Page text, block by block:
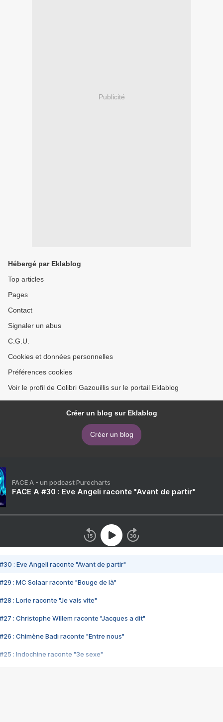
Publicité
Hébergé par Eklablog
Top articles
Pages
Contact
Signaler un abus
C.G.U.
Cookies et données personnelles
Préférences cookies
Voir le profil de Colibri Gazouillis sur le portail Eklablog
Créer un blog sur Eklablog
Créer un blog
FACE A - un podcast Purecharts
FACE A #30 : Eve Angeli raconte "Avant de partir"
#30 : Eve Angeli raconte "Avant de partir"
#29 : MC Solaar raconte "Bouge de là"
#28 : Lorie raconte "Je vais vite"
#27 : Christophe Willem raconte "Jacques a dit"
#26 : Chimène Badi raconte "Entre nous"
#25 : Indochine raconte "3e sexe"